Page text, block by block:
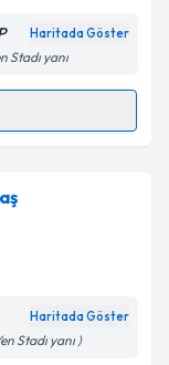
Aydınlatma
belirtilen
Haritada Göster
Stadı yanı
talebi
için bir
Haritada Göster
Stadı yanı )